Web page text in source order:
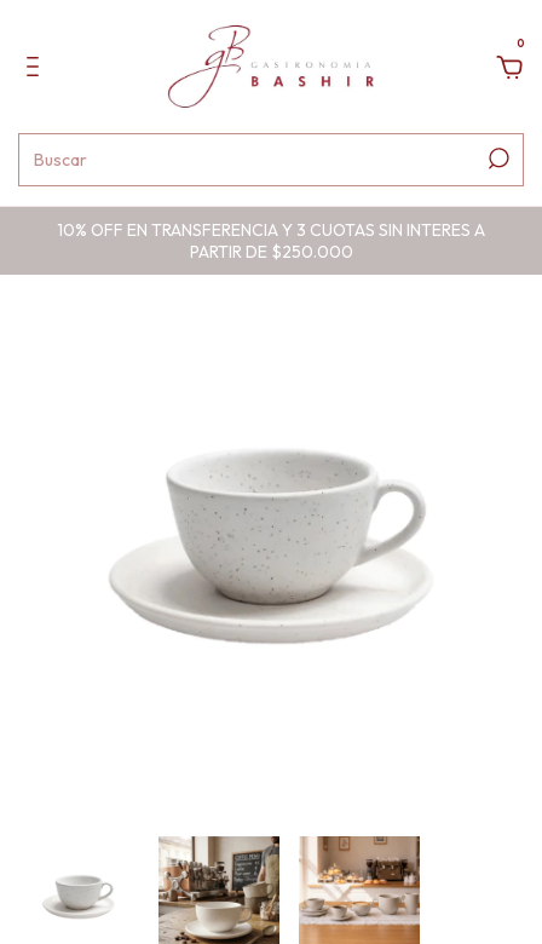
0
10% OFF EN TRANSFERENCIA Y 3 CUOTAS SIN INTERES A
PARTIR DE $250.000